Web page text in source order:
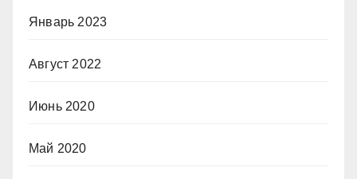
Январь 2023
Август 2022
Июнь 2020
Май 2020